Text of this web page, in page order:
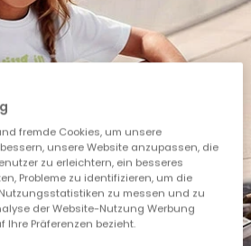
fremde Cookies, um unsere
unsere Website anzupassen, die
zu erleichtern, ein besseres
Probleme zu identifizieren, um die
zu messen und zu
der Website-Nutzung Werbung
Präferenzen bezieht.